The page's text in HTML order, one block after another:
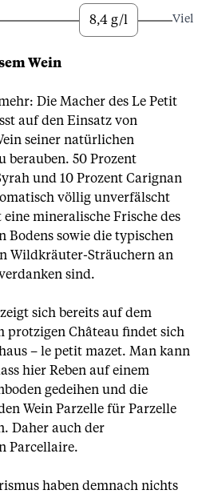
8,4 g/l Viel
Wein
Die Macher des Le Petit
auf den Einsatz von
seiner natürlichen
berauben. 50 Prozent
und 10 Prozent Carignan
völlig unverfälscht
mineralische Frische des
Bodens sowie die typischen
Wildkräuter-Sträuchern an
sind.
sich bereits auf dem
protzigen Château findet sich
– le petit mazet. Man kann
hier Reben auf einem
gedeihen und die
Wein Parzelle für Parzelle
Daher auch der
Parcellaire.
haben demnach nichts